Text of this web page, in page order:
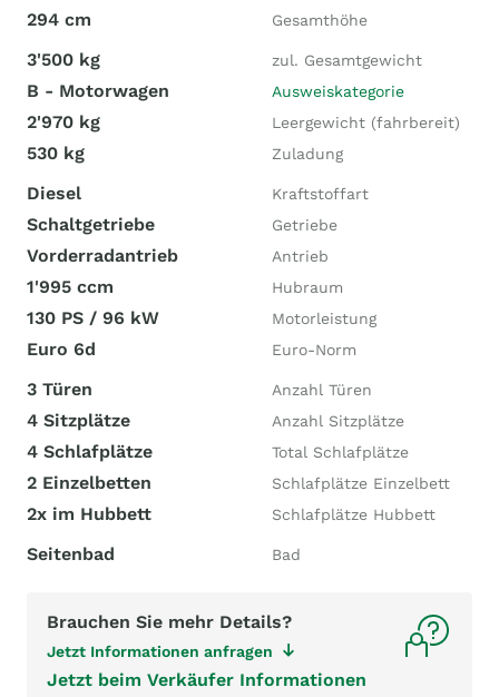
294 cm Gesamthöhe
3'500 kg zul. Gesamtgewicht
B - Motorwagen Ausweiskategorie
2'970 kg Leergewicht (fahrbereit)
530 kg Zuladung
Diesel Kraftstoffart
Schaltgetriebe Getriebe
Vorderradantrieb Antrieb
1'995 ccm Hubraum
130 PS / 96 kW Motorleistung
Euro 6d Euro-Norm
3 Türen Anzahl Türen
4 Sitzplätze Anzahl Sitzplätze
4 Schlafplätze Total Schlafplätze
2 Einzelbetten Schlafplätze Einzelbett
2x im Hubbett Schlafplätze Hubbett
Seitenbad Bad
Brauchen Sie mehr Details?
Jetzt Informationen anfragen
Jetzt beim Verkäufer Informationen